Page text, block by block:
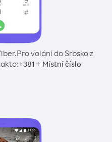
Pro volání do Srbsko z
+381+ Místní číslo